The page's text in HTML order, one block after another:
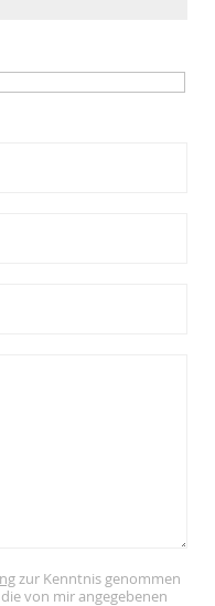
zur Kenntnis genommen
von mir angegebenen